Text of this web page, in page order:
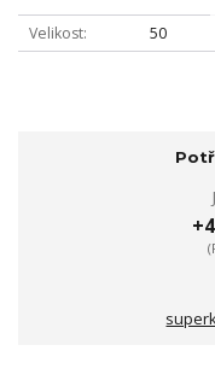
Velikost 50